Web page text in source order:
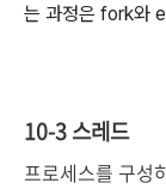
는 과정은 fork와
10-3 스레드
프로세스를 구성